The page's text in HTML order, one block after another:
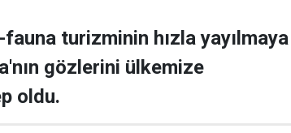
turizminin hızla yayılmaya
gözlerini ülkemize
oldu.